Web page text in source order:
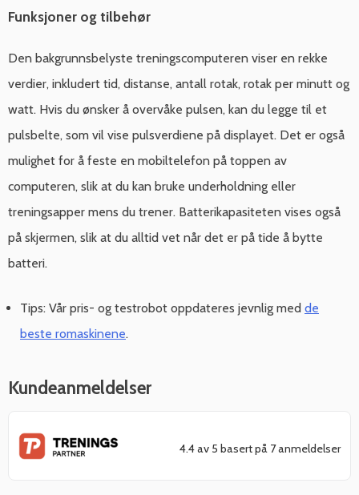
Funksjoner og tilbehør
Den bakgrunnsbelyste treningscomputeren viser en rekke
verdier, inkludert tid, distanse, antall rotak, rotak per minutt og
watt. Hvis du ønsker å overvåke pulsen, kan du legge til et
pulsbelte, som vil vise pulsverdiene på displayet. Det er også
mulighet for å feste en mobiltelefon på toppen av
computeren, slik at du kan bruke underholdning eller
treningsapper mens du trener. Batterikapasiteten vises også
på skjermen, slik at du alltid vet når det er på tide å bytte
batteri.
Tips: Vår pris- og testrobot oppdateres jevnlig med de
beste romaskinene.
Kundeanmeldelser
4.4 av 5 basert på 7 anmeldelser